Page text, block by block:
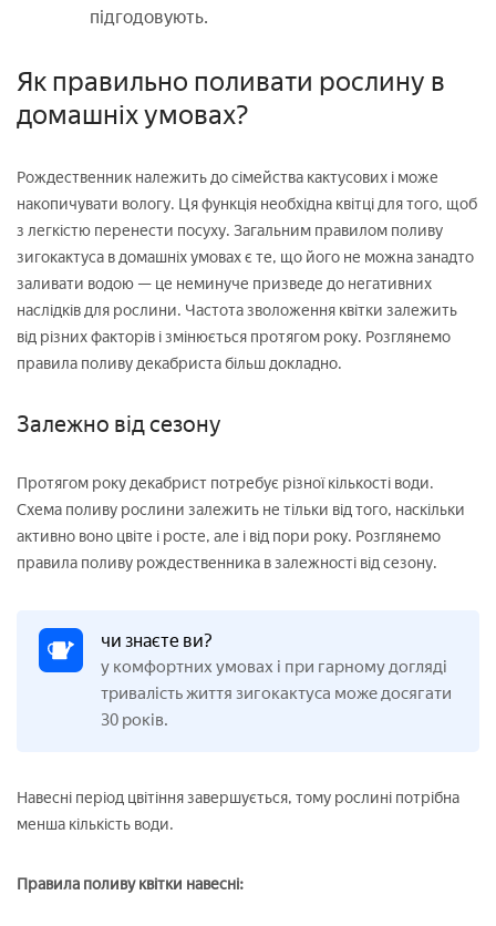
підгодовують.
Як правильно поливати рослину в
домашніх умовах?
Рождественник належить до сімейства кактусових і може
накопичувати вологу. Ця функція необхідна квітці для того, щоб
з легкістю перенести посуху. Загальним правилом поливу
зигокактуса в домашніх умовах є те, що його не можна занадто
заливати водою — це неминуче призведе до негативних
наслідків для рослини. Частота зволоження квітки залежить
від різних факторів і змінюється протягом року. Розглянемо
правила поливу декабриста більш докладно.
Залежно від сезону
Протягом року декабрист потребує різної кількості води.
Схема поливу рослини залежить не тільки від того, наскільки
активно воно цвіте і росте, але і від пори року. Розглянемо
правила поливу рождественника в залежності від сезону.
чи знаєте ви?
у комфортних умовах і при гарному догляді
тривалість життя зигокактуса може досягати
30 років.
Навесні період цвітіння завершується, тому рослині потрібна
менша кількість води.
Правила поливу квітки навесні: